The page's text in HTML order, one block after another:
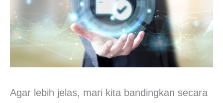
Agar lebih jelas, mari kita bandingkan secara